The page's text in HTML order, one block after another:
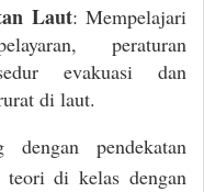
Laut: Mempelajari
peraturan
evakuasi dan
di laut.
dengan pendekatan
teori di kelas dengan